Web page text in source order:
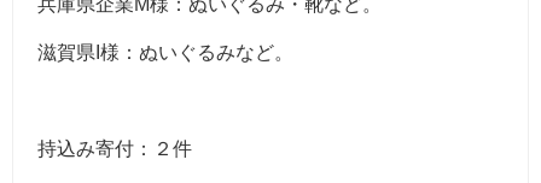
兵庫県企業M様：ぬいぐるみ・靴など。
滋賀県I様：ぬいぐるみなど。
持込み寄付：２件